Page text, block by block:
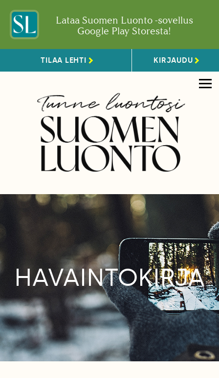
Lataa Suomen Luonto -sovellus
Google Play Storesta!
TILAA LEHTI KIRJAUDU
HAVAINTOKIRJA